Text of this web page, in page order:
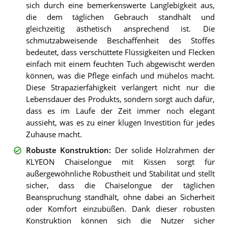
sich durch eine bemerkenswerte Langlebigkeit aus,
die dem täglichen Gebrauch standhält und
gleichzeitig ästhetisch ansprechend ist. Die
schmutzabweisende Beschaffenheit des Stoffes
bedeutet, dass verschüttete Flüssigkeiten und Flecken
einfach mit einem feuchten Tuch abgewischt werden
können, was die Pflege einfach und mühelos macht.
Diese Strapazierfähigkeit verlängert nicht nur die
Lebensdauer des Produkts, sondern sorgt auch dafür,
dass es im Laufe der Zeit immer noch elegant
aussieht, was es zu einer klugen Investition für jedes
Zuhause macht.
Robuste Konstruktion: Der solide Holzrahmen der
KLYEON Chaiselongue mit Kissen sorgt für
außergewöhnliche Robustheit und Stabilität und stellt
sicher, dass die Chaiselongue der täglichen
Beanspruchung standhält, ohne dabei an Sicherheit
oder Komfort einzubüßen. Dank dieser robusten
Konstruktion können sich die Nutzer sicher